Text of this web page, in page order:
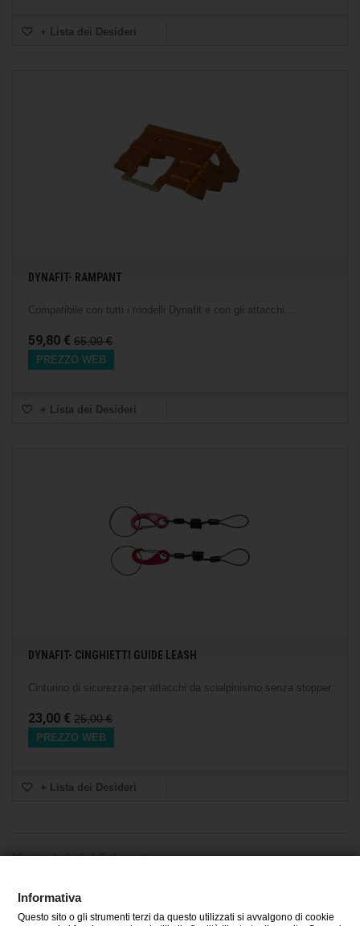
+ Lista dei Desideri
DYNAFIT- RAMPANT
Compatibile con tutti i modelli Dynafit e con gli attacchi...
59,80 € 65,00 €
PREZZO WEB
+ Lista dei Desideri
DYNAFIT- CINGHIETTI GUIDE LEASH
Cinturino di sicurezza per attacchi da scialpinismo senza stopper
23,00 € 25,00 €
PREZZO WEB
+ Lista dei Desideri
Mostrando 1 - 5 di 5 elementi
CATEGORIE
Informativa
Questo sito o gli strumenti terzi da questo utilizzati si avvalgono di cookie